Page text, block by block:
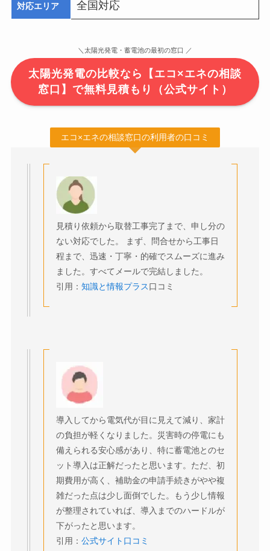
対応エリア 全国対応
＼太陽光発電・蓄電池の最初の窓口 ／
太陽光発電の比較なら【エコ×エネの相談
窓口】で無料見積もり（公式サイト）
エコ×エネの相談窓口の利用者の口コミ
見積り依頼から取替工事完了まで、申し分の
ない対応でした。 まず、問合せから工事日
程まで、迅速・丁寧・的確でスムーズに進み
ました。すべてメールで完結しました。
引用： 知識と情報プラス口コミ
導入してから電気代が目に見えて減り、家計
の負担が軽くなりました。災害時の停電にも
備えられる安心感があり、特に蓄電池とのセ
ット導入は正解だったと思います。ただ、初
期費用が高く、補助金の申請手続きがやや複
雑だった点は少し面倒でした。もう少し情報
が整理されていれば、導入までのハードルが
下がったと思います。
引用： 公式サイト口コミ